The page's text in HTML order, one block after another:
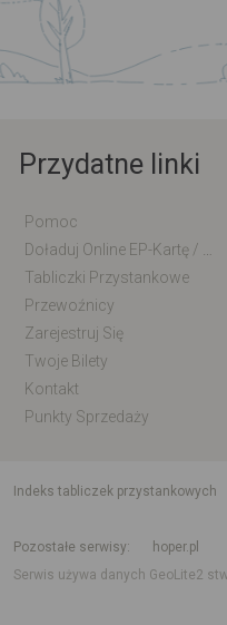
Przydatne linki
Pomoc
Tabliczki Przystankowe
Przewoźnicy
Zarejestruj Się
Twoje Bilety
Kontakt
Punkty Sprzedaży
indeks tabliczek przystankowych
Pozostałe serwisy
hoper.pl
Serwis używa danych GeoLite2